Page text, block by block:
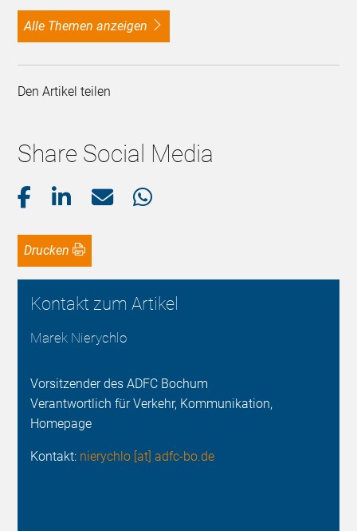
alle Themen anzeigen
Den Artikel teilen
Share Social Media
Drucken
Kontakt zum Artikel
Marek Nierychlo
Vorsitzender des ADFC Bochum
Verantwortlich für Verkehr, Kommunikation,
Homepage
Kontakt: nierychlo [at] adfc-bo.de